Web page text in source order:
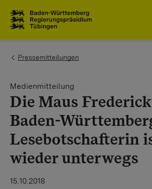
You are here:
Pressemitteilungen
Medienmitteilung
Die Maus
Baden-
Lesebotschafterin
wieder unterwegs
15.10.2018